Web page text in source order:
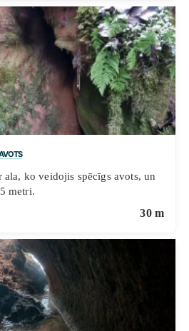
ala, ko veidojis spēcīgs avots, un
metri.
30 m